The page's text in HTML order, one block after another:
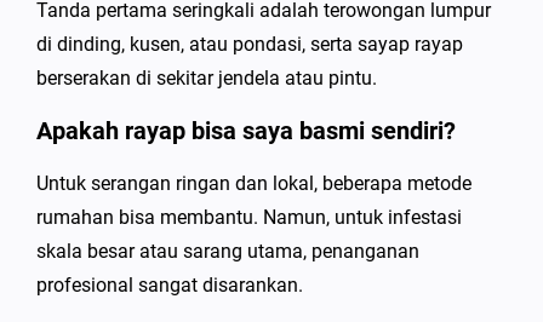
Tanda pertama seringkali adalah terowongan lumpur
di dinding, kusen, atau pondasi, serta sayap rayap
berserakan di sekitar jendela atau pintu.
Apakah rayap bisa saya basmi sendiri?
Untuk serangan ringan dan lokal, beberapa metode
rumahan bisa membantu. Namun, untuk infestasi
skala besar atau sarang utama, penanganan
profesional sangat disarankan.